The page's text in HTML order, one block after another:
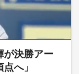
が決勝アー
へ」